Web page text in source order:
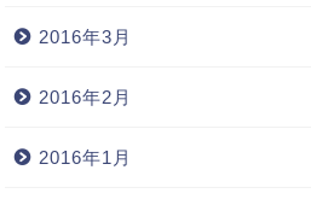
2016年3月
2016年2月
2016年1月